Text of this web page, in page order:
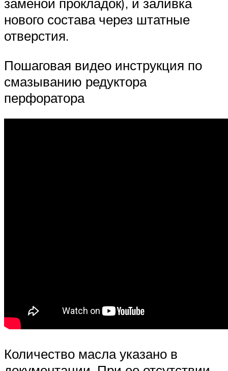
нового состава через штатные
отверстия.
Пошаговая видео инструкция по
смазыванию редуктора
перфоратора
Количество масла указано в